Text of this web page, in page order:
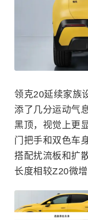
领克20延续家族
添了几分运动气
黑顶，视觉上更
门把手和双色车
搭配扰流板和扩
长度相较Z20微增